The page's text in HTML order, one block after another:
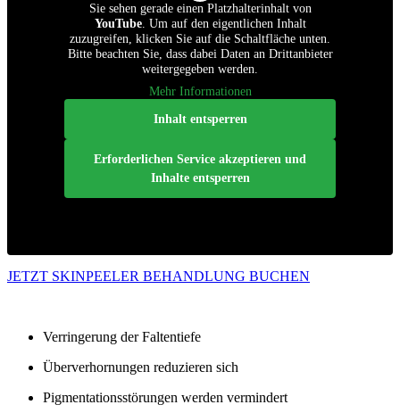
Sie sehen gerade einen Platzhalterinhalt von
YouTube. Um auf den eigentlichen Inhalt
zuzugreifen, klicken Sie auf die Schaltfläche unten.
Bitte beachten Sie, dass dabei Daten an Drittanbieter
weitergegeben werden.
Mehr Informationen
Inhalt entsperren
Erforderlichen Service akzeptieren und
Inhalte entsperren
JETZT SKINPEELER BEHANDLUNG BUCHEN
Verringerung der Faltentiefe
Überverhornungen reduzieren sich
Pigmentationsstörungen werden vermindert